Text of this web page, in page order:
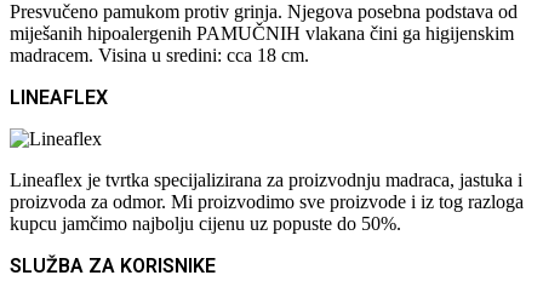
Presvučeno pamukom protiv grinja. Njegova posebna podstava od
miješanih hipoalergenih PAMUČNIH vlakana čini ga higijenskim
madracem. Visina u sredini: cca 18 cm.
LINEAFLEX
Lineaflex je tvrtka specijalizirana za proizvodnju madraca, jastuka i
proizvoda za odmor. Mi proizvodimo sve proizvode i iz tog razloga
kupcu jamčimo najbolju cijenu uz popuste do 50%.
SLUŽBA ZA KORISNIKE